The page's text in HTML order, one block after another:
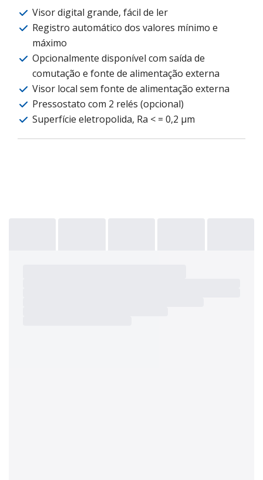
Visor digital grande, fácil de ler
Registro automático dos valores mínimo e
máximo
Opcionalmente disponível com saída de
comutação e fonte de alimentação externa
Visor local sem fonte de alimentação externa
Pressostato com 2 relés (opcional)
Superfície eletropolida, Ra < = 0,2 μm